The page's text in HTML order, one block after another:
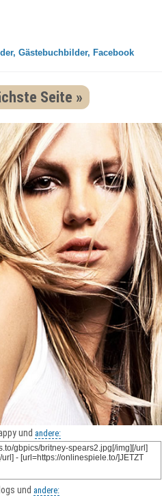
Gästebuchbilder, Facebook
Seite »
und andere:
und andere: